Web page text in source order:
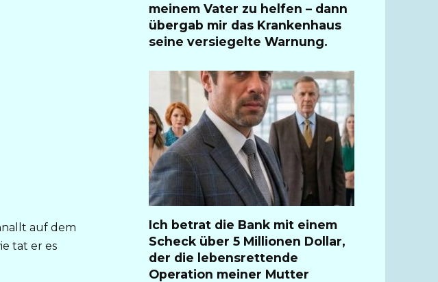
auf dem
tat er es
meinem Vater zu helfen – dann
übergab mir das Krankenhaus
seine versiegelte Warnung.
Ich betrat die Bank mit einem
Scheck über 5 Millionen Dollar,
der die lebensrettende
Operation meiner Mutter